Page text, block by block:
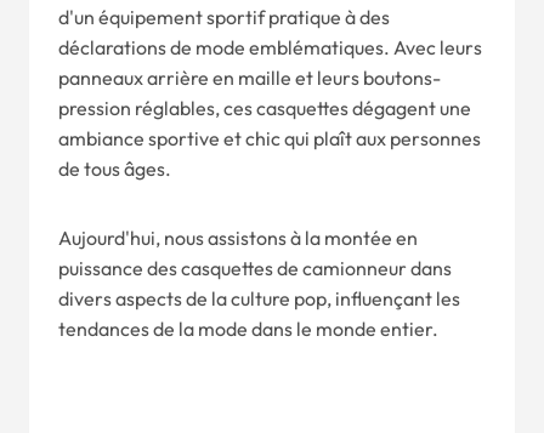
d'un équipement sportif pratique à des
déclarations de mode emblématiques. Avec leurs
panneaux arrière en maille et leurs boutons-
pression réglables, ces casquettes dégagent une
ambiance sportive et chic qui plaît aux personnes
de tous âges.
Aujourd'hui, nous assistons à la montée en
puissance des casquettes de camionneur dans
divers aspects de la culture pop, influençant les
tendances de la mode dans le monde entier.